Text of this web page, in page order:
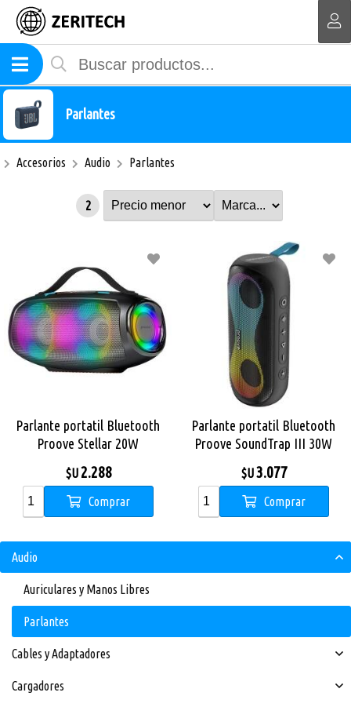
Audio
Auriculares y Manos Libres
Parlantes
Cables y Adaptadores
Cargadores
Parlantes
Accesorios Audio Parlantes
2
Parlante portatil Bluetooth
Proove Stellar 20W
$U2.288
Comprar
Parlante portatil Bluetooth
Proove SoundTrap III 30W
$U3.077
Comprar